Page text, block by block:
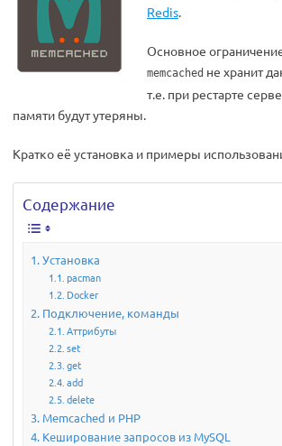
Redis.
Основное
memcached не хранит
т.е. при рестарте
памяти будут утеряны.
Кратко её установка и примеры
Содержание
Установка
pacman
Docker
Подключение, команды
Аттрибуты
set
get
add
delete
Memcached и PHP
Кеширование запросов из MySQL